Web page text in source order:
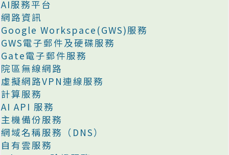
AI服務平台
網路資訊
Google Workspace(GWS)服務
GWS電子郵件及硬碟服務
Gate電子郵件服務
院區無線網路
虛擬網路VPN連線服務
計算服務
AI API 服務
主機備份服務
網域名稱服務（DNS）
自有雲服務